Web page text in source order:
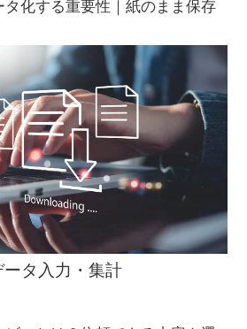
化する重要性｜紙のまま保存
ータ入力・集計